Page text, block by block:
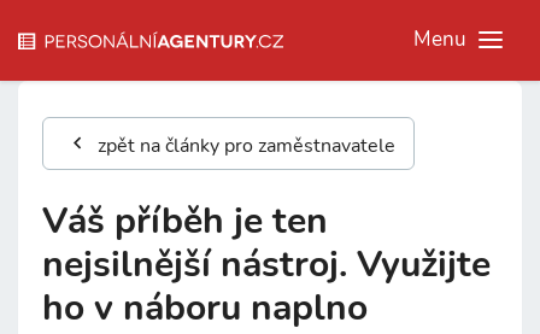
Menu
zpět na články pro zaměstnavatele
Váš příběh je ten
nejsilnější nástroj. Využijte
ho v náboru naplno